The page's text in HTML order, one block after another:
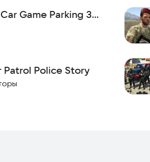
и докажите, что именно вы
сейчас и начните свое
Game Parking 3D
парковка
Patrol Police Story